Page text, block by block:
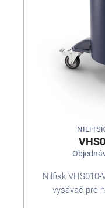
Nilfisk VHS010-
vysávač pre